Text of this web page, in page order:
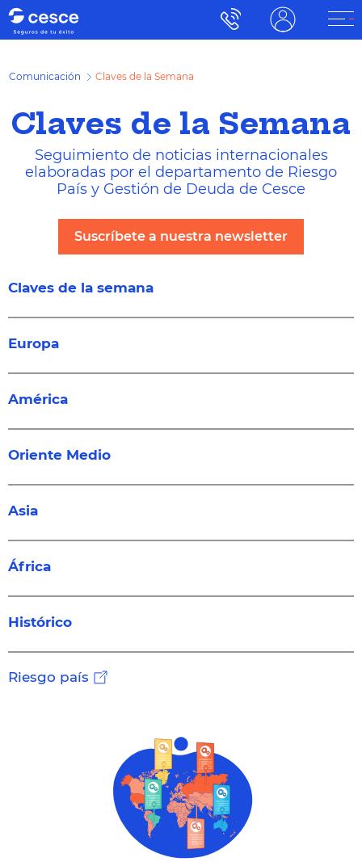
Comunicación Claves de la Semana
Claves de la Semana
Seguimiento de noticias internacionales
elaboradas por el departamento de Riesgo
País y Gestión de Deuda de Cesce
Suscríbete a nuestra newsletter
Claves de la semana
Europa
América
Oriente Medio
Asia
África
Histórico
Riesgo país